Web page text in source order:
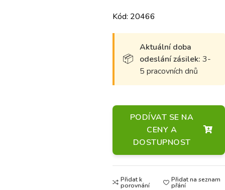
Kód: 20466
Aktuální doba
odeslání zásilek: 3-
5 pracovních dnů
PODÍVAT SE NA
CENY A
DOSTUPNOST
Přidat k
porovnání
Přidat na seznam
přání